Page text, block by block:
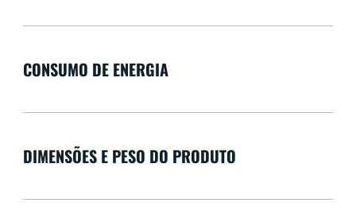
CONSUMO DE ENERGIA
DIMENSÕES E PESO DO PRODUTO